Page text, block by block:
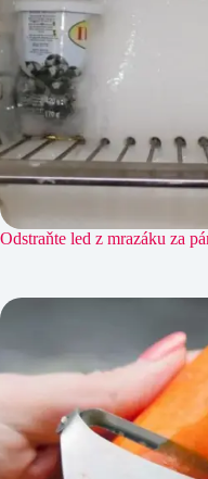
Odstraňte led z mrazáku za